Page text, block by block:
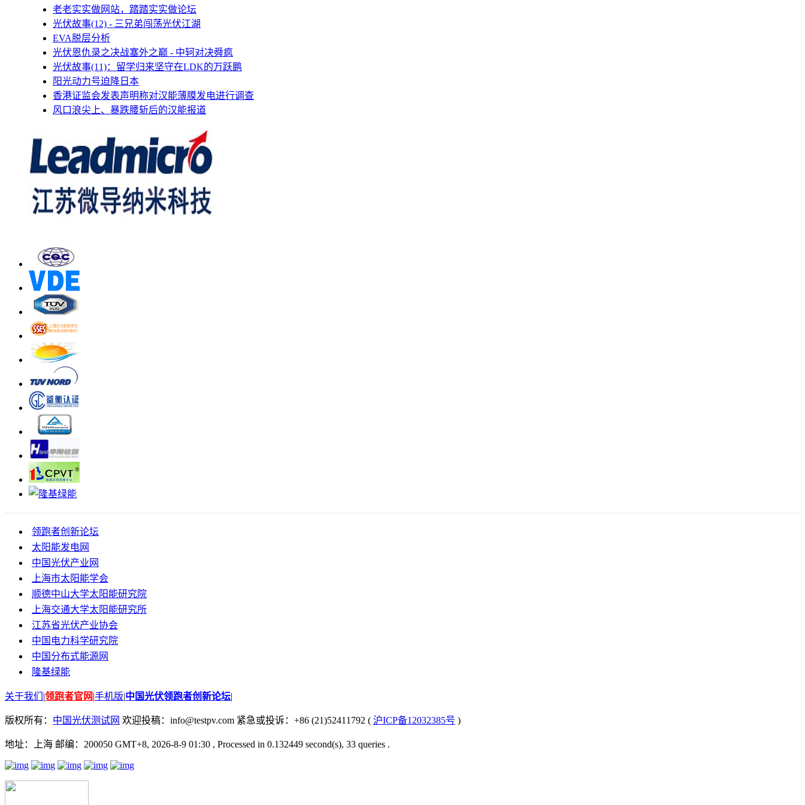
老老实实做网站，踏踏实实做论坛
光伏故事(12) - 三兄弟闯荡光伏江湖
EVA脱层分析
光伏恩仇录之决战塞外之巅 - 中轲对决舜疯
光伏故事(11)：留学归来坚守在LDK的万跃鹏
阳光动力号迫降日本
香港证监会发表声明称对汉能薄膜发电进行调查
风口浪尖上、暴跌腰斩后的汉能报道
领跑者创新论坛
太阳能发电网
中国光伏产业网
上海市太阳能学会
顺德中山大学太阳能研究院
上海交通大学太阳能研究所
江苏省光伏产业协会
中国电力科学研究院
中国分布式能源网
隆基绿能
关于我们 |领跑者官网|手机版|中国光伏领跑者创新论坛|
版权所有： 中国光伏测试网 欢迎投稿：info@testpv.com 紧急或投诉：+86 (21)52411792 ( 沪ICP备12032385号 )
地址：上海 邮编：200050 GMT+8, 2026-8-9 01:30 , Processed in 0.132449 second(s), 33 queries .